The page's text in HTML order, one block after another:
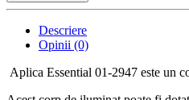
Descriere
Opinii (0)
Aplica Essential 01-2947 este un